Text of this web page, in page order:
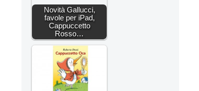
Novità Gallucci,
favole per iPad,
Cappuccetto
Rosso…